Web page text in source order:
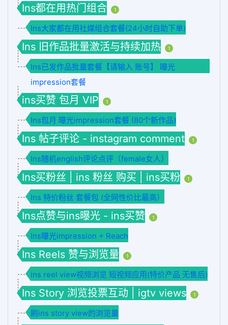
Ins都在用热门组合 1
Ins大家都在用社媒组合套餐(24小时自助下单)
Ins 旧作品批量激活与持续加热 1
Ins已发作品批量套餐【请输入 账号】 曝光
impression套餐
ins买赞 包月 VIP 1
Ins包月 曝光impression套餐 (80个新作品)
Ins 帖子评论 - instagram comment 1
Ins随机english评论点评（female女人）
Ins买粉丝 | ins 粉丝 购买 | ins买粉 1
Ins 特价粉丝 套餐包 (全网性价比最高）
Ins点赞与ins曝光 - ins买赞 1
Ins曝光impression + Reach
Ins Reels 赞与浏览量 1
ins reel view视频浏览 短视频应用(特价产品 无售后)
Ins Story 浏览投票互动 | igtv views 1
刷ins story view的浏览量